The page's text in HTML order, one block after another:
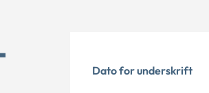
Dato for underskrift